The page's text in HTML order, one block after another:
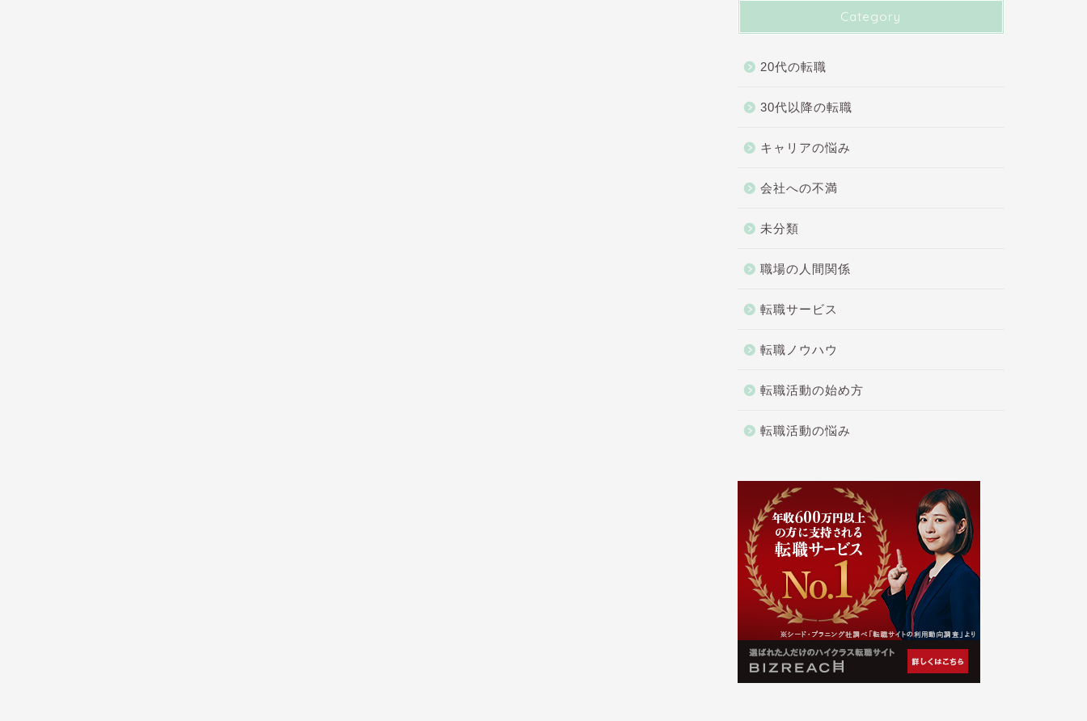
Category
20代の転職
30代以降の転職
キャリアの悩み
会社への不満
未分類
職場の人間関係
転職サービス
転職ノウハウ
転職活動の始め方
転職活動の悩み